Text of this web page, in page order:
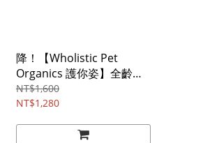
降！【Wholistic Pet
Organics 護你姿】全齡犬
綜合維生素/1lb
NT$1,600
NT$1,280